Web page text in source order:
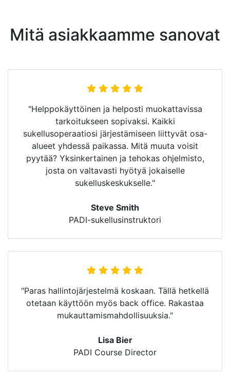
Mitä asiakkaamme sanovat
"Helppokäyttöinen ja helposti muokattavissa
tarkoitukseen sopivaksi. Kaikki
sukellusoperaatiosi järjestämiseen liittyvät osa-
alueet yhdessä paikassa. Mitä muuta voisit
pyytää? Yksinkertainen ja tehokas ohjelmisto,
josta on valtavasti hyötyä jokaiselle
sukelluskeskukselle."
Steve Smith
PADI-sukellusinstruktori
"Paras hallintojärjestelmä koskaan. Tällä hetkellä
otetaan käyttöön myös back office. Rakastaa
mukauttamismahdollisuuksia."
Lisa Bier
PADI Course Director